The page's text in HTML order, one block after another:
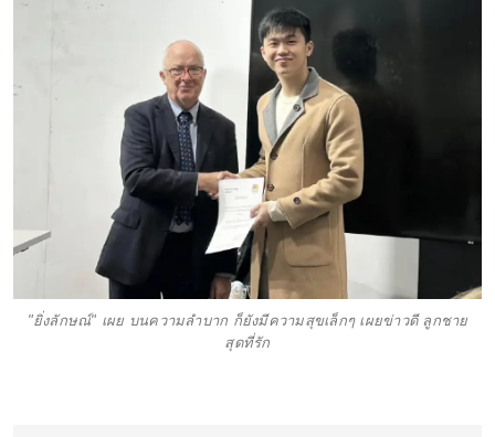
"ยิ่งลักษณ์" เผย บนความลำบาก ก็ยังมีความสุขเล็กๆ เผยข่าวดี ลูกชาย
สุดที่รัก